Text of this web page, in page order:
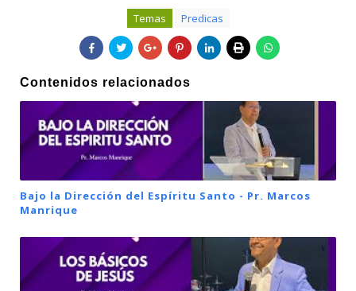
Temas Predicas
Contenidos relacionados
Bajo la Dirección del Espíritu Santo - Pr. Marcos
Manrique